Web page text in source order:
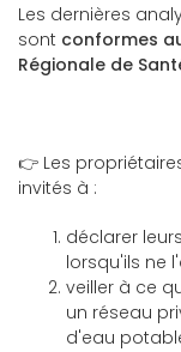
Les dernières
sont conformes
Régionale de
👉 Les
invités à :
déclarer
lorsqu'ils ne
veiller à ce
un réseau
d'eau